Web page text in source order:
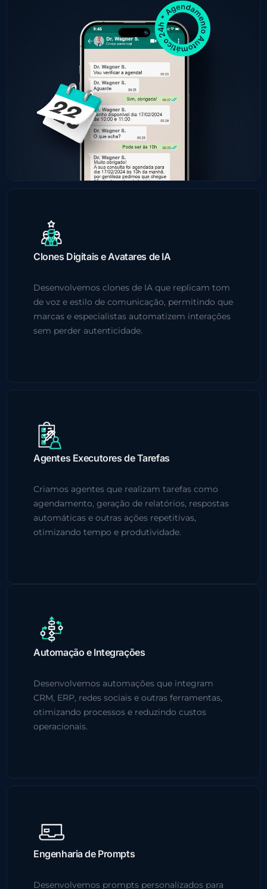
Clones Digitais e Avatares de IA
Desenvolvemos clones de IA que replicam tom
de voz e estilo de comunicação, permitindo que
marcas e especialistas automatizem interações
sem perder autenticidade.
Agentes Executores de Tarefas
Criamos agentes que realizam tarefas como
agendamento, geração de relatórios, respostas
automáticas e outras ações repetitivas,
otimizando tempo e produtividade.
Automação e Integrações
Desenvolvemos automações que integram
CRM, ERP, redes sociais e outras ferramentas,
otimizando processos e reduzindo custos
operacionais.
Engenharia de Prompts
Desenvolvemos prompts personalizados para